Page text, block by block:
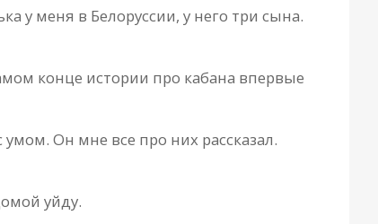
у меня в Белоруссии, у него три сына.
конце истории про кабана впервые
Он мне все про них рассказал.
уйду.